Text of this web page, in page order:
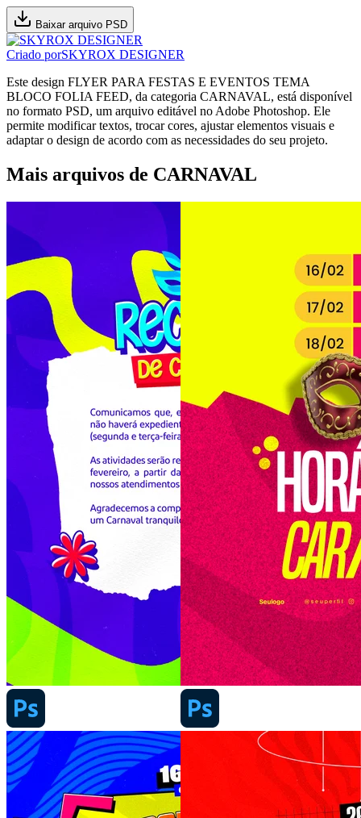
Baixar arquivo PSD
Criado porSKYROX DESIGNER
Este design FLYER PARA FESTAS E EVENTOS TEMA
BLOCO FOLIA FEED, da categoria CARNAVAL, está disponível
no formato PSD, um arquivo editável no Adobe Photoshop. Ele
permite modificar textos, trocar cores, ajustar elementos visuais e
adaptar o design de acordo com as necessidades do seu projeto.
Mais arquivos de CARNAVAL